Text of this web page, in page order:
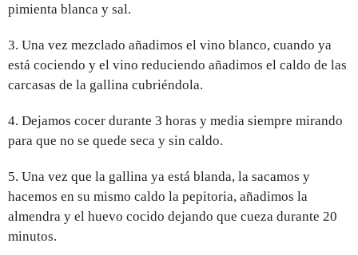
pimienta blanca y sal.
3. Una vez mezclado añadimos el vino blanco, cuando ya
está cociendo y el vino reduciendo añadimos el caldo de las
carcasas de la gallina cubriéndola.
4. Dejamos cocer durante 3 horas y media siempre mirando
para que no se quede seca y sin caldo.
5. Una vez que la gallina ya está blanda, la sacamos y
hacemos en su mismo caldo la pepitoria, añadimos la
almendra y el huevo cocido dejando que cueza durante 20
minutos.